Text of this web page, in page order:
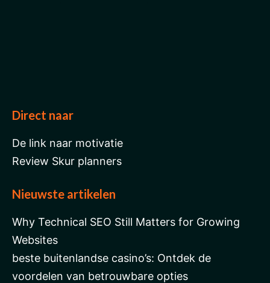
Direct naar
De link naar motivatie
Review Skur planners
Nieuwste artikelen
Why Technical SEO Still Matters for Growing
Websites
beste buitenlandse casino’s: Ontdek de
voordelen van betrouwbare opties